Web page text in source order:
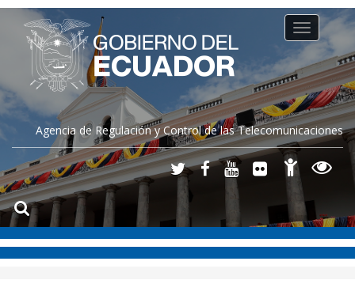
Agencia de Regulación y Control de las Telecomunicaciones
Toggle
navigation